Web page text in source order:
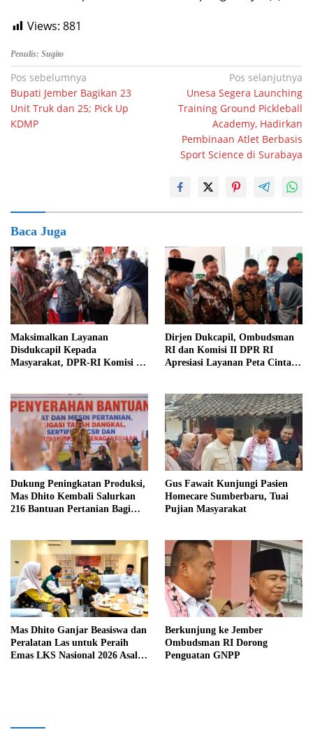
Views: 881
Penulis: Sugito
Navigasi
pos
Pos sebelumnya
Bupati Jember Bagikan 23
Unit Truk dan 25; Pick Up
KDMP
Pos selanjutnya
Unesa Segera Launching
Training Ground Pickleball
Academy, Hadirkan
Pembinaan Atlet Berbasis
Sport Science di Surabaya
Baca Juga
Maksimalkan Layanan
Disdukcapil Kepada
Masyarakat, DPR-RI Komisi II
Dirjen Dukcapil, Ombudsman
RI dan Komisi II DPR RI
Apresiasi Layanan Peta Cinta di
Dukung Peningkatan Produksi,
Mas Dhito Kembali Salurkan
216 Bantuan Pertanian Bagi
Gus Fawait Kunjungi Pasien
Homecare Sumberbaru, Tuai
Pujian Masyarakat
Mas Dhito Ganjar Beasiswa dan
Peralatan Las untuk Peraih
Emas LKS Nasional 2026 Asal
Berkunjung ke Jember
Ombudsman RI Dorong
Penguatan GNPP